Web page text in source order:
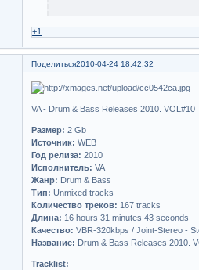
+1
Поделиться2010-04-24 18:42:32
VA - Drum & Bass Releases 2010. VOL#10
Размер: 2 Gb
Источник: WEB
Год релиза: 2010
Исполнитель: VA
Жанр: Drum & Bass
Тип: Unmixed tracks
Количество треков: 167 tracks
Длина: 16 hours 31 minutes 43 seconds
Качество: VBR-320kbps / Joint-Stereo -
Название: Drum & Bass Releases 2010.
Tracklist: